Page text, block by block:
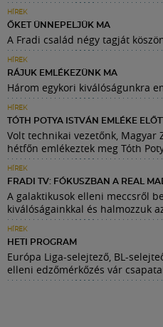
HÍREK
ŐKET ÜNNEPELJÜK MA
A Fradi család négy tagját
HÍREK
RÁJUK EMLÉKEZÜNK MA
Három egykori kiválóságunkra
HÍREK
TÓTH POTYA ISTVÁN EMLÉKE
Volt technikai vezetőnk, Magyar
hétfőn emlékeztek meg Tóth
HÍREK
FRADI TV: FÓKUSZBAN A REAL
A galaktikusok elleni meccsről
kiválóságainkkal és halmozzuk
HÍREK
HETI PROGRAM
Európa Liga-selejtező, BL-
elleni edzőmérkőzés vár